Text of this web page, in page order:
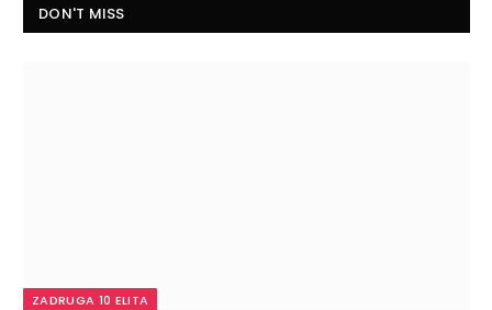
DON'T MISS
ZADRUGA 10 ELITA